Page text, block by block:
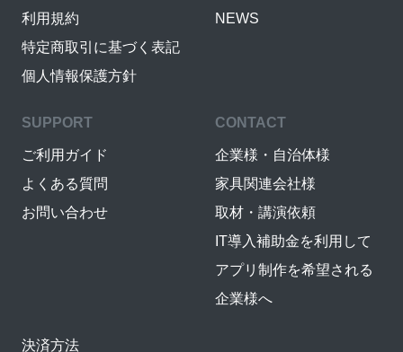
利用規約
特定商取引に基づく表記
個人情報保護方針
NEWS
SUPPORT
ご利用ガイド
よくある質問
お問い合わせ
CONTACT
企業様・自治体様
家具関連会社様
取材・講演依頼
IT導入補助金を利用して
アプリ制作を希望される
企業様へ
決済方法